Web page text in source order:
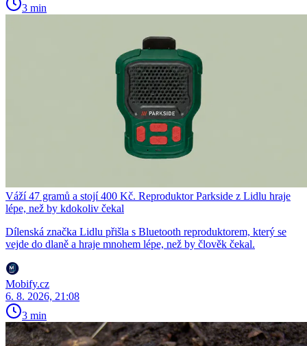
3 min
Váží 47 gramů a stojí 400 Kč. Reproduktor Parkside z Lidlu hraje
lépe, než by kdokoliv čekal
Dílenská značka Lidlu přišla s Bluetooth reproduktorem, který se
vejde do dlaně a hraje mnohem lépe, než by člověk čekal.
Mobify.cz
6. 8. 2026, 21:08
3 min